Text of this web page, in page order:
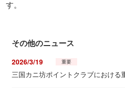
その他のニュース
2026/3/19 重要
三国カニ坊ポイントクラブにおける
す。